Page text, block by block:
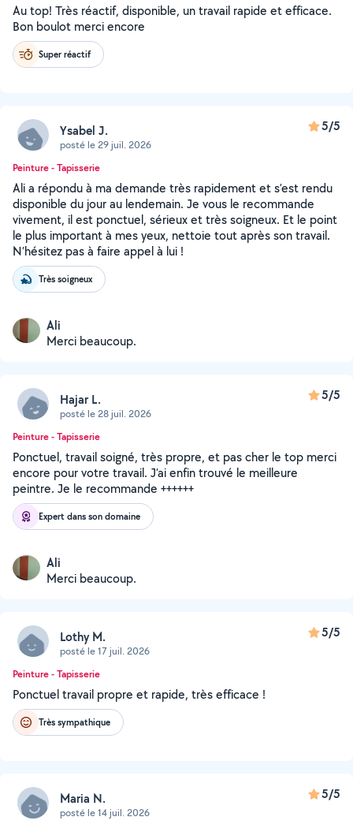
Au top! Très réactif, disponible, un travail rapide et efficace.
Bon boulot merci encore
Super réactif
Ysabel J.
posté le 29 juil. 2026
5/5
Peinture - Tapisserie
Ali a répondu à ma demande très rapidement et s’est rendu
disponible du jour au lendemain. Je vous le recommande
vivement, il est ponctuel, sérieux et très soigneux. Et le point
le plus important à mes yeux, nettoie tout après son travail.
N’hésitez pas à faire appel à lui !
Très soigneux
Ali
Merci beaucoup.
Hajar L.
posté le 28 juil. 2026
5/5
Peinture - Tapisserie
Ponctuel, travail soigné, très propre, et pas cher le top merci
encore pour votre travail. J’ai enfin trouvé le meilleure
peintre. Je le recommande ++++++
Expert dans son domaine
Ali
Merci beaucoup.
Lothy M.
posté le 17 juil. 2026
5/5
Peinture - Tapisserie
Ponctuel travail propre et rapide, très efficace !
Très sympathique
Maria N.
posté le 14 juil. 2026
5/5